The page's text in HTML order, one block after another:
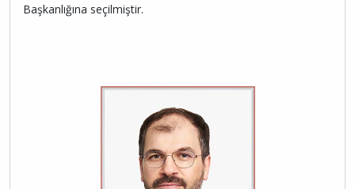
Başkanlığına seçilmiştir.